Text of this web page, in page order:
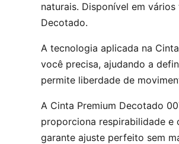
naturais. Disponível em
Decotado.
A tecnologia aplicada na
você precisa, ajudando a
permite liberdade de
A Cinta Premium Decotado
proporciona respirabilidade
garante ajuste perfeito sem